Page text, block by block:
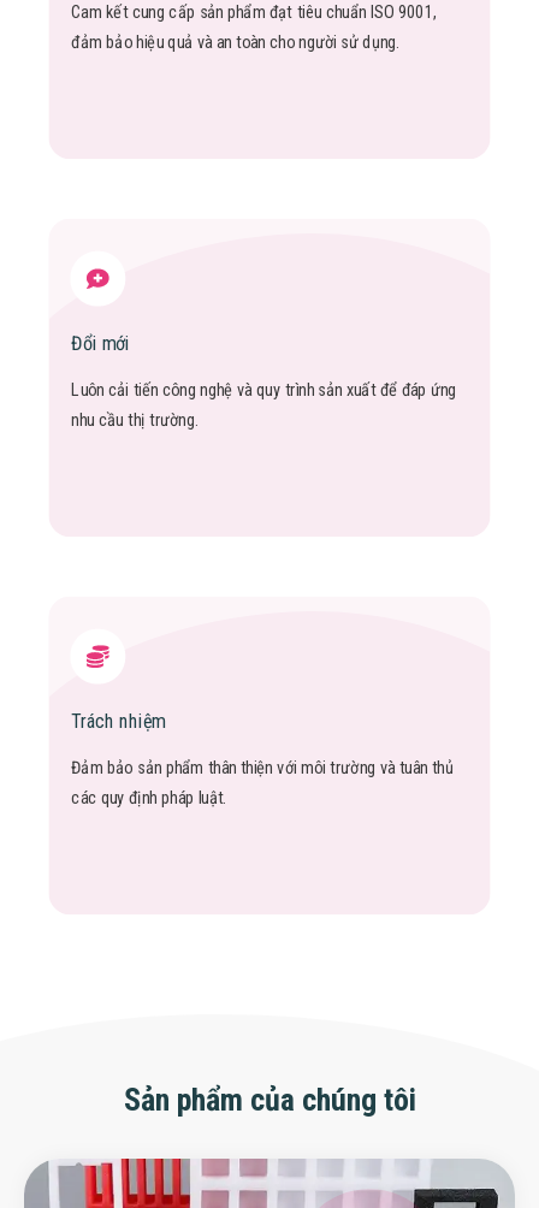
Cam kết cung cấp sản phẩm đạt tiêu chuẩn ISO 9001,
đảm bảo hiệu quả và an toàn cho người sử dụng.
Đổi mới
Luôn cải tiến công nghệ và quy trình sản xuất để đáp ứng
nhu cầu thị trường.
Trách nhiệm
Đảm bảo sản phẩm thân thiện với môi trường và tuân thủ
các quy định pháp luật.
Sản phẩm của chúng tôi